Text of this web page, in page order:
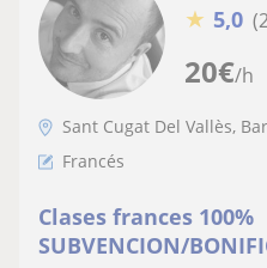
20€/h
★ 5,0
Sant Cugat Del Vallès,
Francés
Clases frances 100%
SUBVENCION/